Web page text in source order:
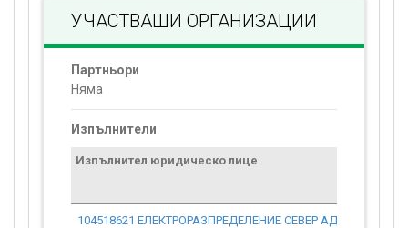
УЧАСТВАЩИ ОРГАНИЗАЦИИ
Партньори
Няма
Изпълнители
Изпълнител юридическо лице
104518621 ЕЛЕКТРОРАЗПРЕДЕЛЕНИЕ СЕВЕР АД